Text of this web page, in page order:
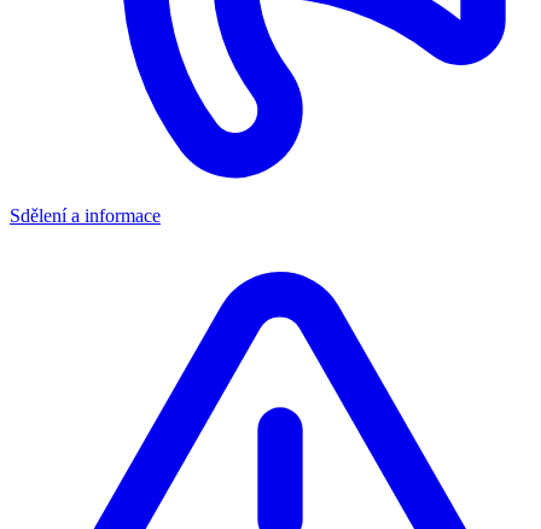
Sdělení a informace